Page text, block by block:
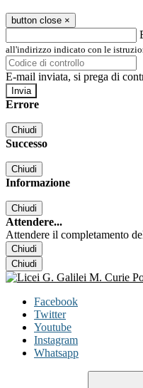
button close ×
all'indirizzo indicato con le
E-mail inviata, si prega di
Errore
Chiudi
Successo
Chiudi
Informazione
Chiudi
Attendere...
Attendere il completamento
Chiudi
Chiudi
Facebook
Twitter
Youtube
Instagram
Whatsapp